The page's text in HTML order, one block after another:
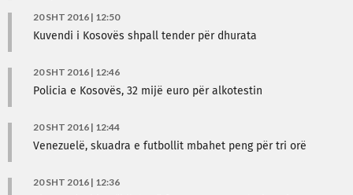
20 SHT 2016 | 12:50
Kuvendi i Kosovës shpall tender për dhurata
20 SHT 2016 | 12:46
Policia e Kosovës, 32 mijë euro për alkotestin
20 SHT 2016 | 12:44
Venezuelë, skuadra e futbollit mbahet peng për tri orë
20 SHT 2016 | 12:36